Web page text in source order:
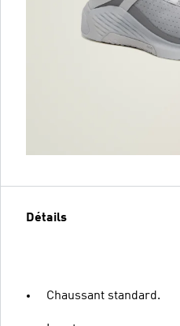
Détails
Chaussant standard.